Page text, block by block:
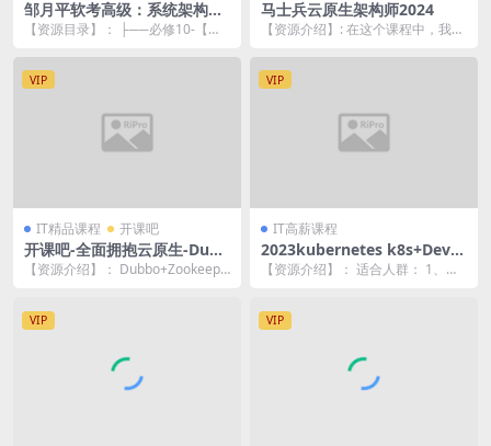
邹月平软考高级：系统架构设
计师精品班
【资源目录】： ├──必修10-【持
马士兵云原生架构师2024
【资源介绍】: 在这个课程中，我们
VIP
IT精品课程 开课吧
开课吧-全面拥抱云原生-Dubb
o+Zookeeper分布式RPC系统
【资源介绍】： Dubbo+Zookeepe
VIP
IT高薪课程
2023kubernetes k8s+DevO
ps云原生全栈技术：基于世界
【资源介绍】： 适合人群： 1、开
VIP VIP